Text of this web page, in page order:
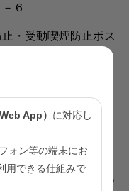
６
受動喫煙防止ポス
ないでください。
ります。
ＮＳ等へ投稿する
App） に対応し
ォン等の端末にお
用できる仕組みで